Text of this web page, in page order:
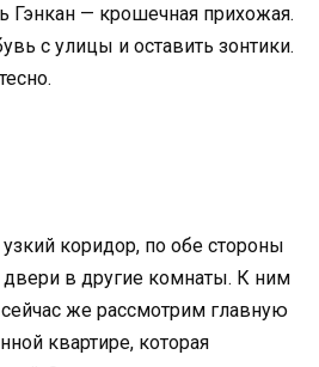
Гэнкан — крошечная прихожая.
с улицы и оставить зонтики.
коридор, по обе стороны
в другие комнаты. К ним
же рассмотрим главную
квартире, которая